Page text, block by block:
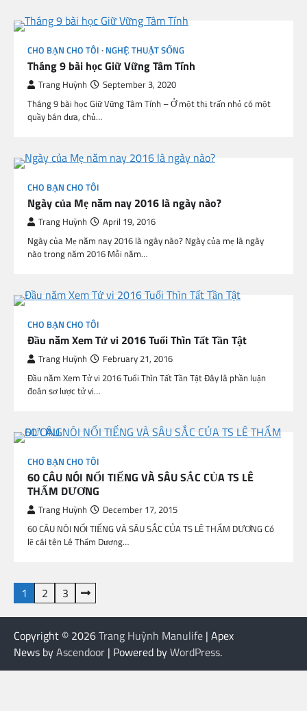
CHO BẠN CHO TÔI NGHỆ THUẬT SỐNG
Tháng 9 bài học Giữ Vững Tâm Tính
Trang Huỳnh September 3, 2020
Tháng 9 bài học Giữ Vững Tâm Tính – Ở một thị trấn nhỏ có một
quầy bán dưa, chủ…
CHO BẠN CHO TÔI
Ngày của Mẹ năm nay 2016 là ngày nào?
Trang Huỳnh April 19, 2016
Ngày của Mẹ năm nay 2016 là ngày nào? Ngày của mẹ là ngày
nào trong năm 2016 Mỗi năm…
CHO BẠN CHO TÔI
Đầu năm Xem Tử vi 2016 Tuổi Thìn Tất Tần Tật
Trang Huỳnh February 21, 2016
Đầu năm Xem Tử vi 2016 Tuổi Thìn Tất Tần Tật Đây là phần luận
đoán sơ lược tử vi…
CHO BẠN CHO TÔI
60 CÂU NÓI NỔI TIẾNG VÀ SÂU SẮC CỦA TS LÊ
THẨM DƯƠNG
Trang Huỳnh December 17, 2015
60 CÂU NÓI NỔI TIẾNG VÀ SÂU SẮC CỦA TS LÊ THẨM DƯƠNG Có
lẽ cái tên Lê Thẩm Dương…
Posts
pagination
1 2 3
Copyright © 2026Trang Huỳnh Manulife | Apex
News byAscendoor | Powered byWordPress.